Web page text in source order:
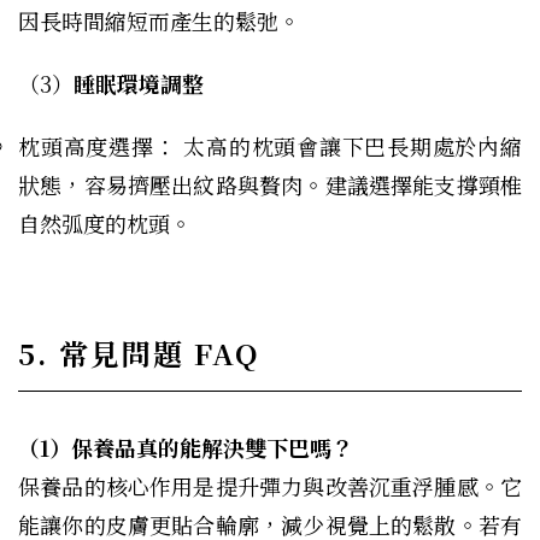
因長時間縮短而產生的鬆弛。
（3） 睡眠環境調整
枕頭高度選擇： 太高的枕頭會讓下巴長期處於內縮
狀態，容易擠壓出紋路與贅肉。建議選擇能支撐頸椎
自然弧度的枕頭。
5. 常見問題 FAQ
（1）保養品真的能解決雙下巴嗎？
保養品的核心作用是提升彈力與改善沉重浮腫感。它
能讓你的皮膚更貼合輪廓，減少視覺上的鬆散。若有